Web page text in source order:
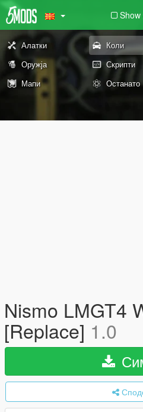
Show
Алатки Коли
Оружја
Скрипти
Мапи
Останато
Nismo LMGT4
[Replace] 1.0